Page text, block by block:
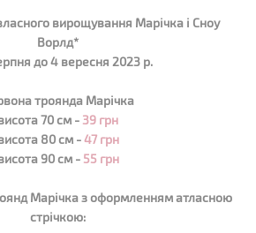
вирощування Марічка і Сноу
Ворлд*
до 4 вересня 2023 р.
троянда Марічка
70 см - 39 грн
80 см -47 грн
90 см - 55 грн
Марічказ оформленням атласною
стрічкою: